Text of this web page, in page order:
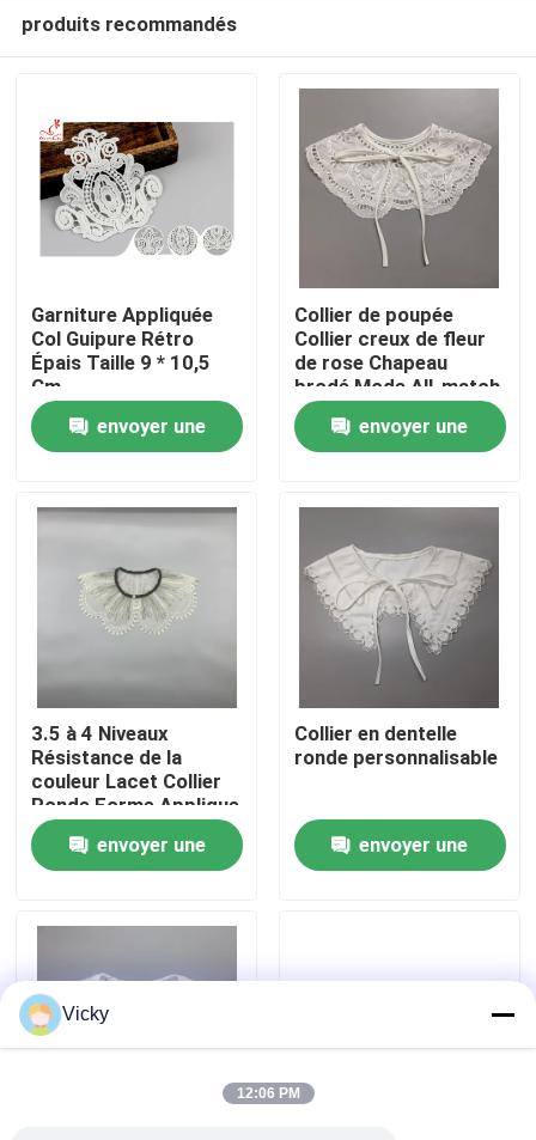
Maison
Produits
Au sujet de nous
Contrôle de qualité
Contactez-nous
Exhibition Information
tissu brodé de dentelle
produits recommandés
Garniture Appliquée
Col Guipure Rétro
Épais Taille 9 * 10,5
Cm
envoyer une
Collier de poupée
Collier creux de fleur
de rose Chapeau
brodé Mode All-match
Jupe Vêtements
accessoires Faux
collier
envoyer une
3.5 à 4 Niveaux
Résistance de la
couleur Lacet Collier
Ronde Forme Applique
envoyer une
Collier en dentelle
ronde personnalisable
envoyer une
Vicky
12:06 PM